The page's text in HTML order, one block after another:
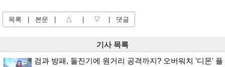
목록 본문 △ ▽ 댓글
기사 목록
검과 방패, 돌진기에 원거리 공격까지? 오버워치 '디몬' 플